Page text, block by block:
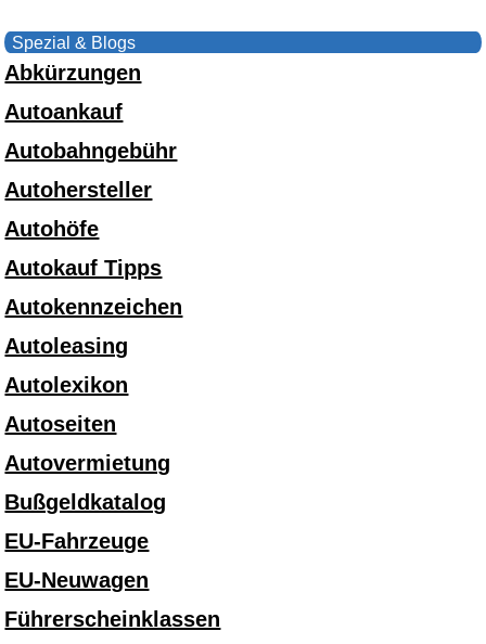
Spezial & Blogs
Abkürzungen
Autoankauf
Autobahngebühr
Autohersteller
Autohöfe
Autokauf Tipps
Autokennzeichen
Autoleasing
Autolexikon
Autoseiten
Autovermietung
Bußgeldkatalog
EU-Fahrzeuge
EU-Neuwagen
Führerscheinklassen